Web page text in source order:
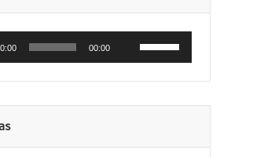
00:00
las
teclas
flecha
para